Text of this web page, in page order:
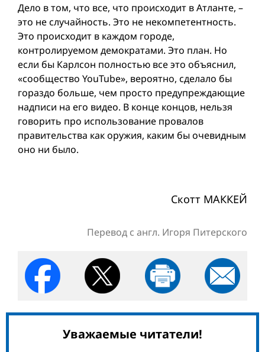
Дело в том, что все, что происходит в Атланте, –
это не случайность. Это не некомпетентность.
Это происходит в каждом городе,
контролируемом демократами. Это план. Но
если бы Карлсон полностью все это объяснил,
«сообщество YouTube», вероятно, сделало бы
гораздо больше, чем просто предупреждающие
надписи на его видео. В конце концов, нельзя
говорить про использование провалов
правительства как оружия, каким бы очевидным
оно ни было.
Скотт МАККЕЙ
Перевод с англ. Игоря Питерского
Уважаемые читатели!